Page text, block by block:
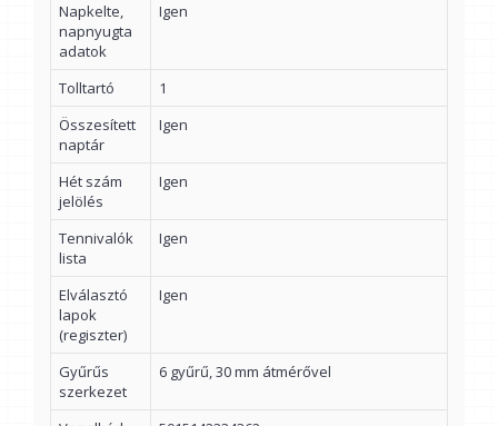
Napkelte,
napnyugta
adatok
Igen
Tolltartó
1
Összesített
naptár
Igen
Hét szám
jelölés
Igen
Tennivalók
lista
Igen
Elválasztó
lapok
(regiszter)
Igen
Gyűrűs
szerkezet
6 gyűrű, 30 mm átmérővel